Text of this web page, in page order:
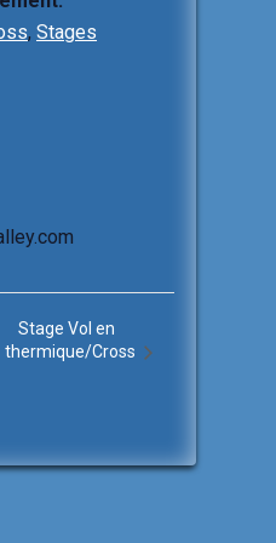
, Stages
Stage Vol en
thermique/Cross